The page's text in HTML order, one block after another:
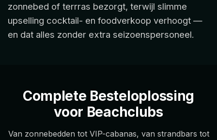
zonnebed of terrras bezorgt, terwijl slimme
upselling cocktail- en foodverkoop verhoogt —
en dat alles zonder extra seizoenspersoneel.
Complete Besteloplossing
voor Beachclubs
Van zonnebedden tot VIP-cabanas, van strandbars tot